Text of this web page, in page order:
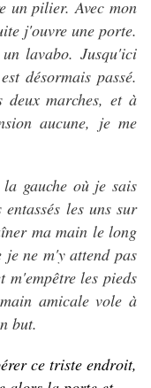
un pilier. Avec mon
j'ouvre une porte.
lavabo. Jusqu'ici
désormais passé.
marches, et à
aucune, je me
gauche où je sais
les uns sur
ma main le long
ne m'y attend pas
m'empêtre les pieds
amicale vole à
but.
ce triste endroit,